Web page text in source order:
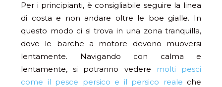
Per i principianti, è consigliabile seguire la linea
di costa e non andare oltre le boe gialle. In
questo modo ci si trova in una zona tranquilla,
dove le barche a motore devono muoversi
lentamente. Navigando con calma e
lentamente, si potranno vedere
molti pesci
come il pesce persico e il persico reale che